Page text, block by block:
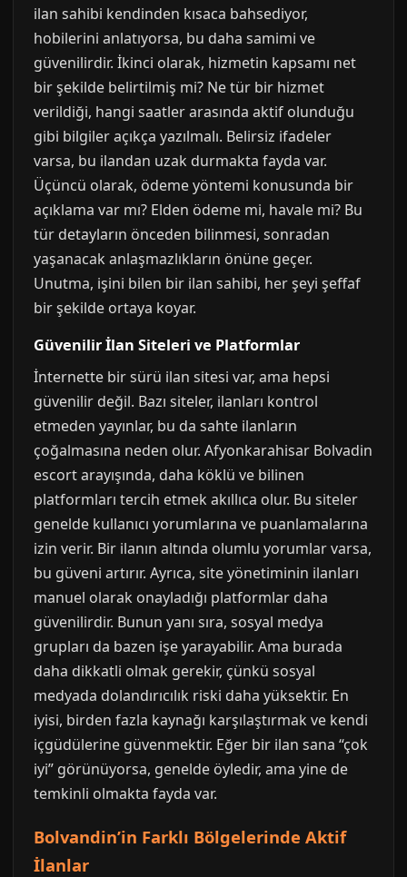
ilan sahibi kendinden kısaca bahsediyor,
hobilerini anlatıyorsa, bu daha samimi ve
güvenilirdir. İkinci olarak, hizmetin kapsamı net
bir şekilde belirtilmiş mi? Ne tür bir hizmet
verildiği, hangi saatler arasında aktif olunduğu
gibi bilgiler açıkça yazılmalı. Belirsiz ifadeler
varsa, bu ilandan uzak durmakta fayda var.
Üçüncü olarak, ödeme yöntemi konusunda bir
açıklama var mı? Elden ödeme mi, havale mi? Bu
tür detayların önceden bilinmesi, sonradan
yaşanacak anlaşmazlıkların önüne geçer.
Unutma, işini bilen bir ilan sahibi, her şeyi şeffaf
bir şekilde ortaya koyar.
Güvenilir İlan Siteleri ve Platformlar
İnternette bir sürü ilan sitesi var, ama hepsi
güvenilir değil. Bazı siteler, ilanları kontrol
etmeden yayınlar, bu da sahte ilanların
çoğalmasına neden olur. Afyonkarahisar Bolvadin
escort arayışında, daha köklü ve bilinen
platformları tercih etmek akıllıca olur. Bu siteler
genelde kullanıcı yorumlarına ve puanlamalarına
izin verir. Bir ilanın altında olumlu yorumlar varsa,
bu güveni artırır. Ayrıca, site yönetiminin ilanları
manuel olarak onayladığı platformlar daha
güvenilirdir. Bunun yanı sıra, sosyal medya
grupları da bazen işe yarayabilir. Ama burada
daha dikkatli olmak gerekir, çünkü sosyal
medyada dolandırıcılık riski daha yüksektir. En
iyisi, birden fazla kaynağı karşılaştırmak ve kendi
içgüdülerine güvenmektir. Eğer bir ilan sana “çok
iyi” görünüyorsa, genelde öyledir, ama yine de
temkinli olmakta fayda var.
Bolvandin’in Farklı Bölgelerinde Aktif
İlanlar